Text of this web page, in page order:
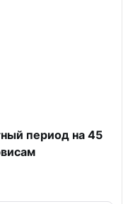
период на 45